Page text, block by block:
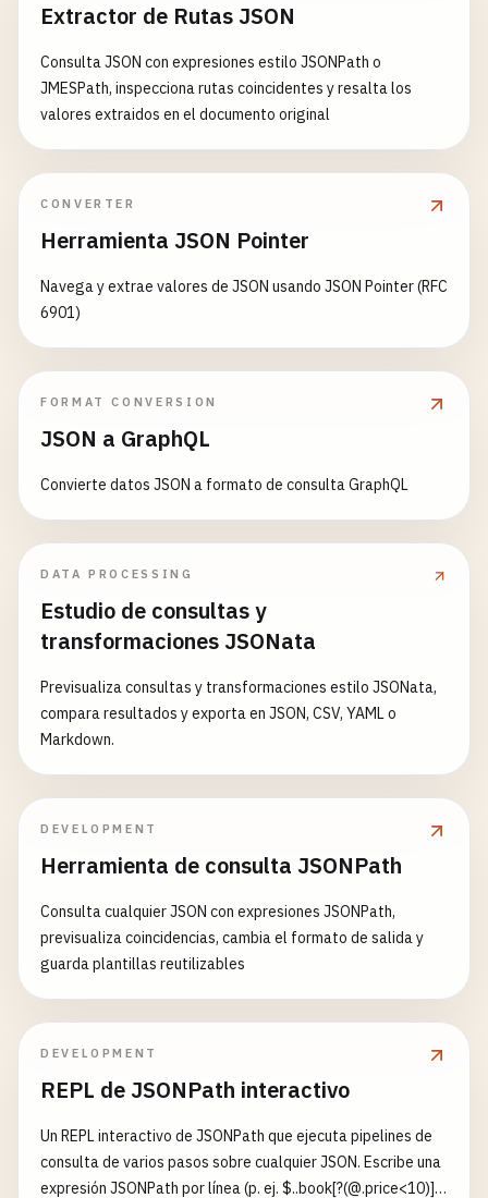
Extractor de Rutas JSON
Consulta JSON con expresiones estilo JSONPath o
JMESPath, inspecciona rutas coincidentes y resalta los
valores extraidos en el documento original
CONVERTER
Herramienta JSON Pointer
Navega y extrae valores de JSON usando JSON Pointer (RFC
6901)
FORMAT CONVERSION
JSON a GraphQL
Convierte datos JSON a formato de consulta GraphQL
DATA PROCESSING
Estudio de consultas y
transformaciones JSONata
Previsualiza consultas y transformaciones estilo JSONata,
compara resultados y exporta en JSON, CSV, YAML o
Markdown.
DEVELOPMENT
Herramienta de consulta JSONPath
Consulta cualquier JSON con expresiones JSONPath,
previsualiza coincidencias, cambia el formato de salida y
guarda plantillas reutilizables
DEVELOPMENT
REPL de JSONPath interactivo
Un REPL interactivo de JSONPath que ejecuta pipelines de
consulta de varios pasos sobre cualquier JSON. Escribe una
expresión JSONPath por línea (p. ej. $..book[?(@.price<10)]